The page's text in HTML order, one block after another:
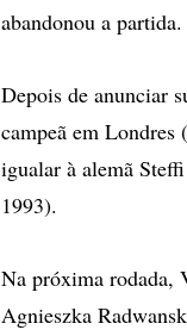
abandonou a partida.
Depois de anunciar
campeã em Londres
igualar à alemã
1993).
Na próxima rodada,
Agnieszka